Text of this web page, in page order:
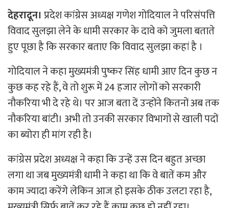
देहरादून। प्रदेश कांग्रेस अध्यक्ष गणेश गोदियाल ने परिसंपत्ति
विवाद सुलझा लेने के धामी सरकार के दावे को जुमला बताते
हुए पूछा है कि सरकार बताए कि विवाद सुलझा कहां है ।
गोदियाल ने कहा मुख्यमंत्री पुष्कर सिंह धामी आए दिन कुछ न
कुछ कह रहे हैं, वे तो शुरू में 24 हजार लोगों को सरकारी
नौकरिया भी दे रहे थे। पर आज बता दें उन्होंने कितनों अब तक
नौकरिया बांटी। अभी तो उनकी सरकार विभागों से खाली पदों
का ब्योरा ही मांग रही है।
कांग्रेस प्रदेश अध्यक्ष ने कहा कि उन्हें उस दिन बहुत अच्छा
लगा था जब मुख्यमंत्री धामी ने कहा था कि वे बातें कम और
काम ज्यादा करेंगे लेकिन आज हो इसके ठीक उलटा रहा है,